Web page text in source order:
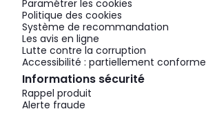
Paramétrer les cookies
Politique des cookies
Système de recommandation
Les avis en ligne
Lutte contre la corruption
Accessibilité : partiellement conforme
Informations sécurité
Rappel produit
Alerte fraude